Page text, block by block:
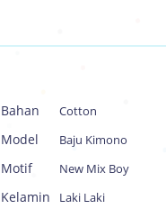
Bahan Cotton
Model Baju Kimono
Motif New Mix Boy
Kelamin Laki Laki